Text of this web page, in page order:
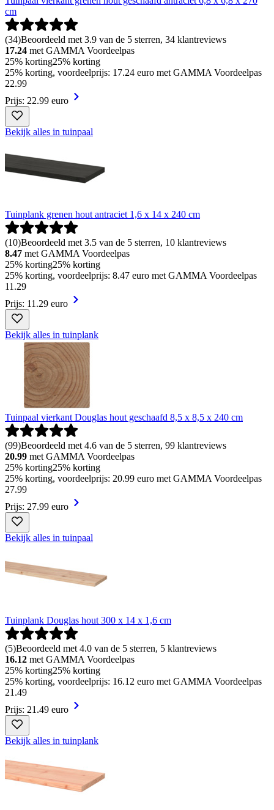
cm
(34)Beoordeeld met 3.9 van de 5 sterren, 34 klantreviews
17.24 met GAMMA Voordeelpas
25% korting25% korting
25% korting, voordeelprijs: 17.24 euro met GAMMA Voordeelpas
22.99
Prijs: 22.99 euro
Bekijk alles in tuinpaal
Tuinplank grenen hout antraciet 1,6 x 14 x 240 cm
(10)Beoordeeld met 3.5 van de 5 sterren, 10 klantreviews
8.47 met GAMMA Voordeelpas
25% korting25% korting
25% korting, voordeelprijs: 8.47 euro met GAMMA Voordeelpas
11 .29
Prijs: 11.29 euro
Bekijk alles in tuinplank
Tuinpaal vierkant Douglas hout geschaafd 8,5 x 8,5 x 240 cm
(99)Beoordeeld met 4.6 van de 5 sterren, 99 klantreviews
20.99 met GAMMA Voordeelpas
25% korting25% korting
25% korting, voordeelprijs: 20.99 euro met GAMMA Voordeelpas
27.99
Prijs: 27.99 euro
Bekijk alles in tuinpaal
Tuinplank Douglas hout 300 x 14 x 1,6 cm
(5)Beoordeeld met 4.0 van de 5 sterren, 5 klantreviews
16.12 met GAMMA Voordeelpas
25% korting25% korting
25% korting, voordeelprijs: 16.12 euro met GAMMA Voordeelpas
21 .49
Prijs: 21.49 euro
Bekijk alles in tuinplank